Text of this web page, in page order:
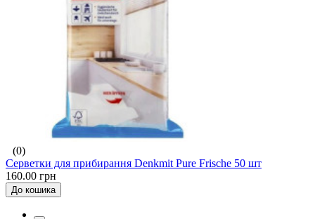
(0)
Серветки для прибирання Denkmit Pure Frische 50 шт
160.00 грн
До кошика